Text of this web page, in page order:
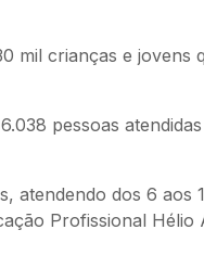
mil crianças e jovens
pessoas
atendendo dos 6 aos
Profissional